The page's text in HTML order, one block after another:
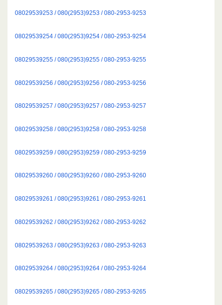
08029539253 / 080(2953)9253 / 080-2953-9253
08029539254 / 080(2953)9254 / 080-2953-9254
08029539255 / 080(2953)9255 / 080-2953-9255
08029539256 / 080(2953)9256 / 080-2953-9256
08029539257 / 080(2953)9257 / 080-2953-9257
08029539258 / 080(2953)9258 / 080-2953-9258
08029539259 / 080(2953)9259 / 080-2953-9259
08029539260 / 080(2953)9260 / 080-2953-9260
08029539261 / 080(2953)9261 / 080-2953-9261
08029539262 / 080(2953)9262 / 080-2953-9262
08029539263 / 080(2953)9263 / 080-2953-9263
08029539264 / 080(2953)9264 / 080-2953-9264
08029539265 / 080(2953)9265 / 080-2953-9265